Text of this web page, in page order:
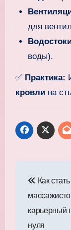
для
воды).
✅ Практика:
кровлина
по
Как стать
карьерный
нуля